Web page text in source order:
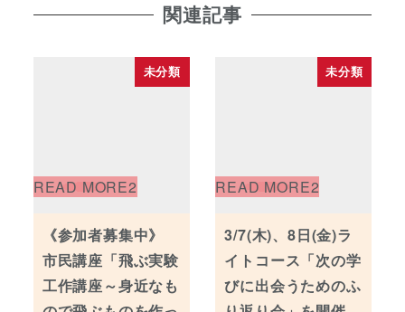
関連記事
未分類
《参加者募集中》
市民講座「飛ぶ実験
工作講座～身近なも
未分類
3/7(木)、8日(金)ラ
イトコース「次の学
びに出会うためのふ